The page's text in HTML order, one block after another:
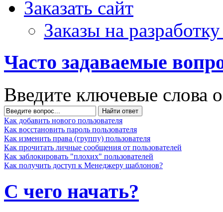
Заказать сайт
Заказы на
Часто задаваемые
Введите ключевые слова
Найти ответ
Как добавить нового пользователя
Как восстановить пароль пользователя
Как изменить права (группу) пользователя
Как прочитать личные сообщения от пользователей
Как заблокировать "плохих" пользователей
Как получить доступ к Менеджеру шаблонов?
С чего начать?